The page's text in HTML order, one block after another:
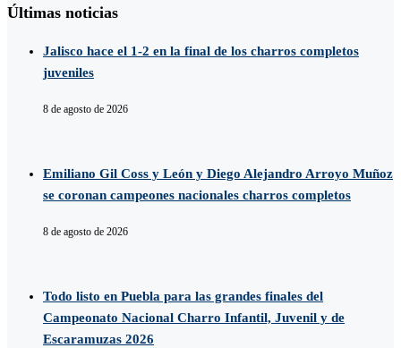
Últimas noticias
Jalisco hace el 1-2 en la final de los charros completos
juveniles
8 de agosto de 2026
Emiliano Gil Coss y León y Diego Alejandro Arroyo Muñoz
se coronan campeones nacionales charros completos
8 de agosto de 2026
Todo listo en Puebla para las grandes finales del
Campeonato Nacional Charro Infantil, Juvenil y de
Escaramuzas 2026